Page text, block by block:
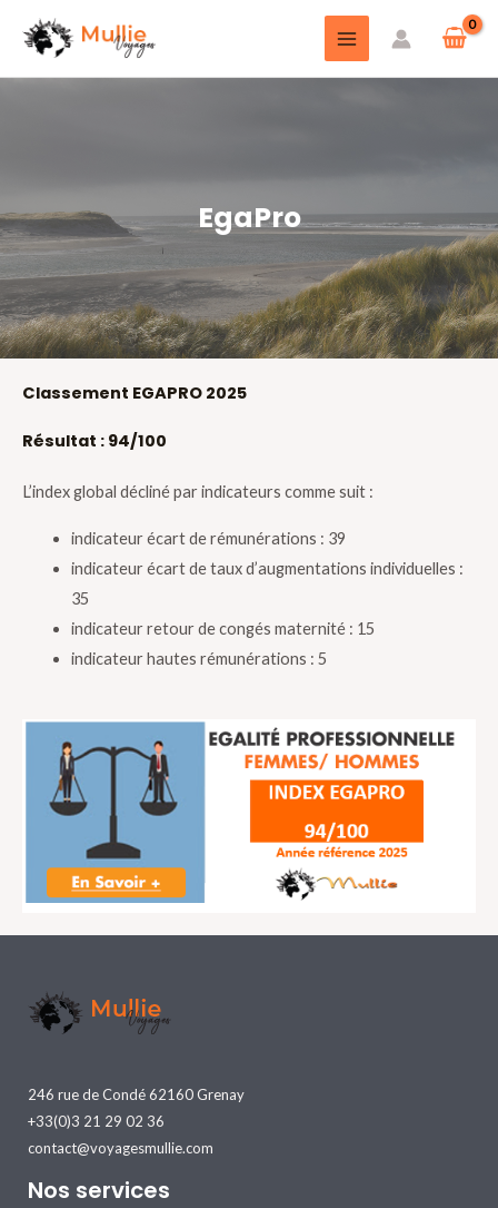
EgaPro
Classement EGAPRO 2025
Résultat : 94/100
L’index global décliné par indicateurs comme suit :
indicateur écart de rémunérations : 39
indicateur écart de taux d’augmentations individuelles :
35
indicateur retour de congés maternité : 15
indicateur hautes rémunérations : 5
246 rue de Condé 62160 Grenay
+33(0)3 21 29 02 36
contact@voyagesmullie.com
Nos services